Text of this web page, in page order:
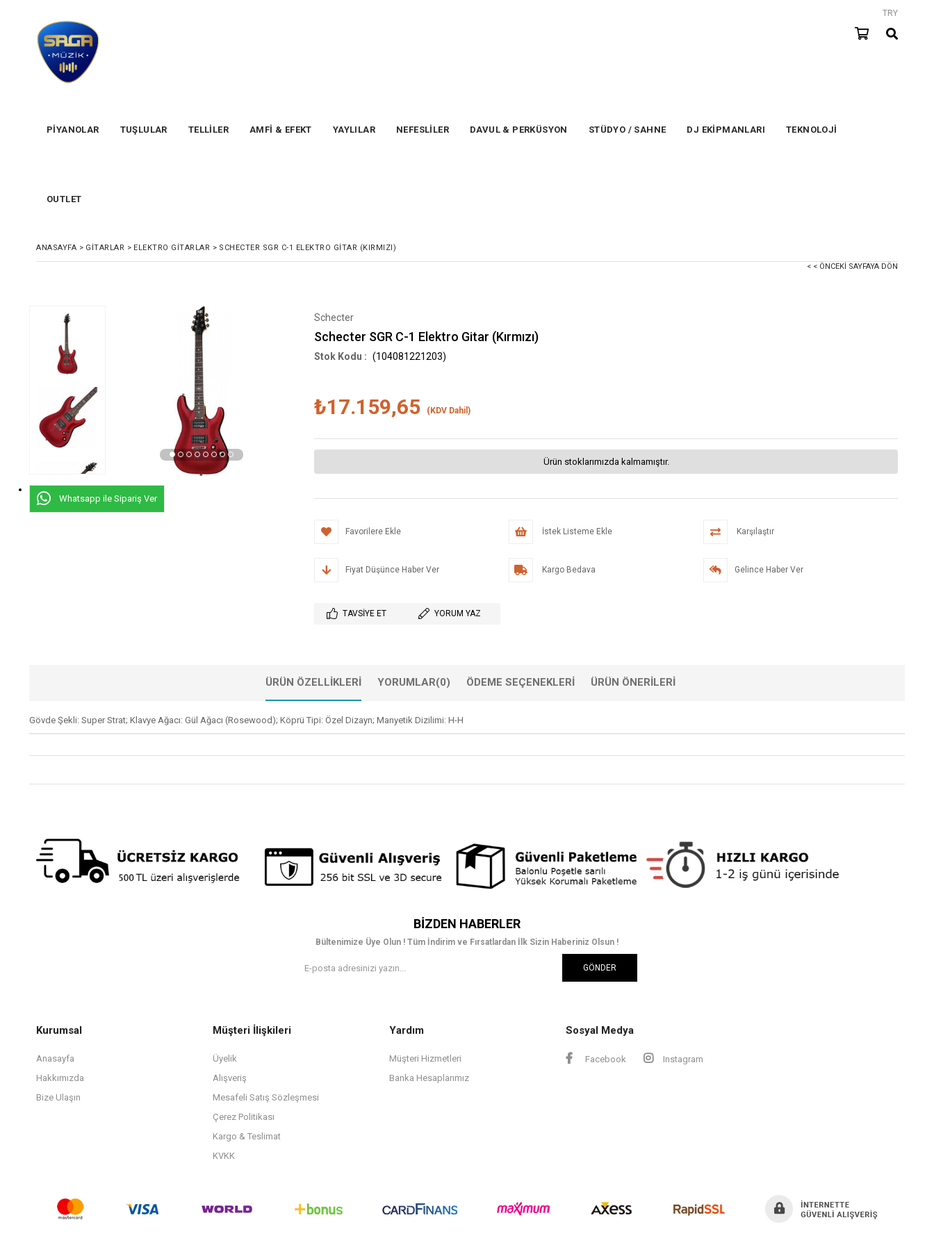
TRY
PİYANOLAR TUŞLULAR TELLİLER AMFİ & EFEKT YAYLILAR NEFESLİLER DAVUL & PERKÜSYON STÜDYO / SAHNE DJ EKİPMANLARI TEKNOLOJİ
OUTLET
ANASAYFA > GİTARLAR > ELEKTRO GITARLAR > SCHECTER SGR C-1 ELEKTRO GITAR (KIRMIZI)
< < ÖNCEKI SAYFAYA DÖN
Whatsapp ile Sipariş Ver
Schecter
Schecter SGR C-1 Elektro Gitar (Kırmızı)
(104081221203)
₺17.159,65 (KDV Dahil)
Ürün stoklarımızda kalmamıştır.
Favorilere Ekle İstek Listeme Ekle Karşılaştır
Fiyat Düşünce Haber Ver Kargo Bedava Gelince Haber Ver
TAVSIYE ET YORUM YAZ
ÜRÜN ÖZELLIKLERI YORUMLAR(0) ÖDEME SEÇENEKLERI ÜRÜN ÖNERILERI
Gövde Şekli: Super Strat; Klavye Ağacı: Gül Ağacı (Rosewood); Köprü Tipi: Özel Dizayn; Manyetik Dizilimi: H-H
BIZDEN HABERLER
Bültenimize Üye Olun ! Tüm İndirim ve Fırsatlardan İlk Sizin Haberiniz Olsun !
GÖNDER
Kurumsal
Anasayfa
Hakkımızda
Bize Ulaşın
Müşteri İlişkileri
Üyelik
Alışveriş
Mesafeli Satış Sözleşmesi
Çerez Politikası
Kargo & Teslimat
KVKK
Yardım
Müşteri Hizmetleri
Banka Hesaplarımız
Sosyal Medya
Facebook Instagram